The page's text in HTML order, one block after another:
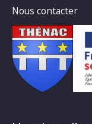
Nous contacter